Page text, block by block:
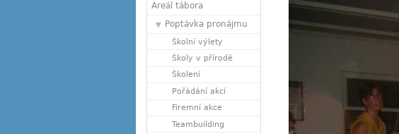
Areál tábora
Poptávka pronájmu
Školní výlety
Školy v přírodě
Školení
Pořádání akcí
Firemní akce
Teambuilding